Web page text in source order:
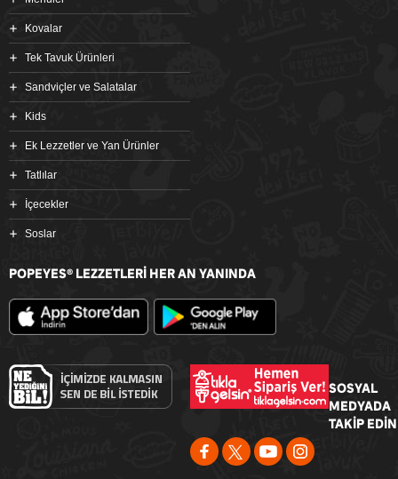
Kovalar
Tek Tavuk Ürünleri
Sandviçler ve Salatalar
Kids
Ek Lezzetler ve Yan Ürünler
Tatlılar
İçecekler
Soslar
POPEYES® LEZZETLERİ HER AN YANINDA
SOSYAL
MEDYADA
TAKİP EDİN